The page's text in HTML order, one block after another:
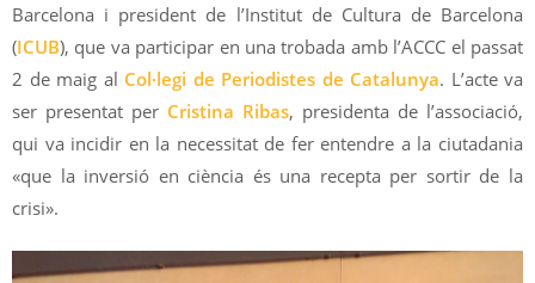
Barcelona i president de l’Institut de Cultura de Barcelona
(ICUB), que va participar en una trobada amb l’ACCC el passat
2 de maig al Col·legi de Periodistes de Catalunya. L’acte va
ser presentat per Cristina Ribas, presidenta de l’associació,
qui va incidir en la necessitat de fer entendre a la ciutadania
«que la inversió en ciència és una recepta per sortir de la
crisi».